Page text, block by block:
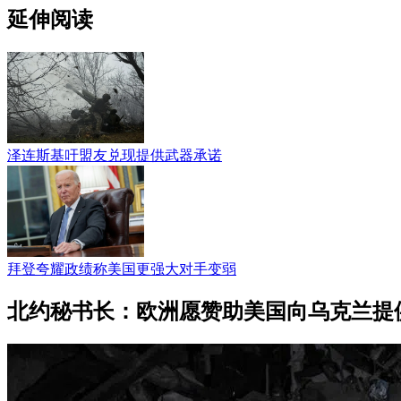
延伸阅读
泽连斯基吁盟友兑现提供武器承诺
拜登夸耀政绩称美国更强大对手变弱
北约秘书长：欧洲愿赞助美国向乌克兰提